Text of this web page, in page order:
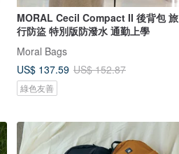
MORAL Cecil Compact II 後背包 旅
行防盜 特別版防潑水 通勤上學
Moral Bags
US$ 137.59 US$ 152.87
綠色友善